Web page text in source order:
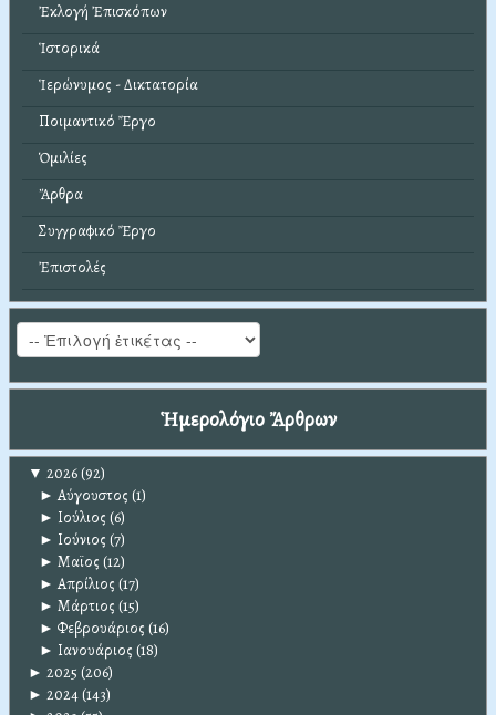
Ἐκλογή Ἐπισκόπων
Ἱστορικά
Ἱερώνυμος - Δικτατορία
Ποιμαντικό Ἔργο
Ὁμιλίες
Ἄρθρα
Συγγραφικό Ἔργο
Ἐπιστολές
Ἡμερολόγιο Ἄρθρων
▼ 2026(92)
► Αύγουστος (1)
► Ιούλιος (6)
► Ιούνιος (7)
► Μαϊος (12)
► Απρίλιος (17)
► Μάρτιος (15)
► Φεβρουάριος (16)
► Ιανουάριος (18)
► 2025 (206)
► 2024(143)